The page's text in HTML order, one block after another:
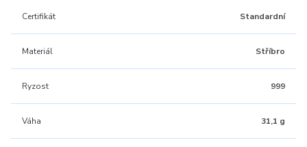
Certifikát Standardní
Materiál Stříbro
Ryzost 999
Váha 31,1 g